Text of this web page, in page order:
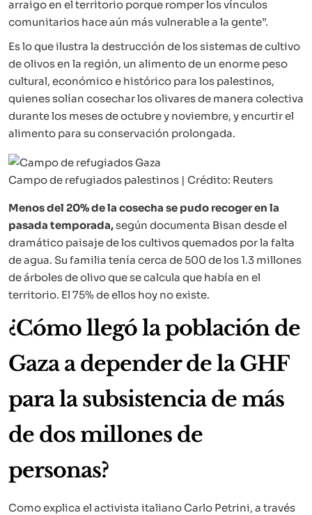
arraigo en el territorio porque romper los vínculos
comunitarios hace aún más vulnerable a la gente”.
Es lo que ilustra la destrucción de los sistemas de cultivo
de olivos en la región, un alimento de un enorme peso
cultural, económico e histórico para los palestinos,
quienes solían cosechar los olivares de manera colectiva
durante los meses de octubre y noviembre, y encurtir el
alimento para su conservación prolongada.
Campo de refugiados palestinos | Crédito: Reuters
Menos del 20% de la cosecha se pudo recoger en la
pasada temporada,según documenta Bisan desde el
dramático paisaje de los cultivos quemados por la falta
de agua. Su familia tenía cerca de 500 de los 1.3 millones
de árboles de olivo que se calcula que había en el
territorio. El 75% de ellos hoy no existe.
¿Cómo llegó la población de
Gaza a depender de la GHF
para la subsistencia de más
de dos millones de
personas?
Como explica el activista italiano Carlo Petrini, a través